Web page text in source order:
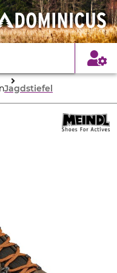
Jagdstiefel